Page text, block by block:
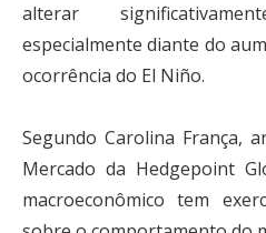
alterar
especialmente diante do
ocorrência do El Niño.
Segundo Carolina França,
Mercado da Hedgepoint
macroeconômico tem